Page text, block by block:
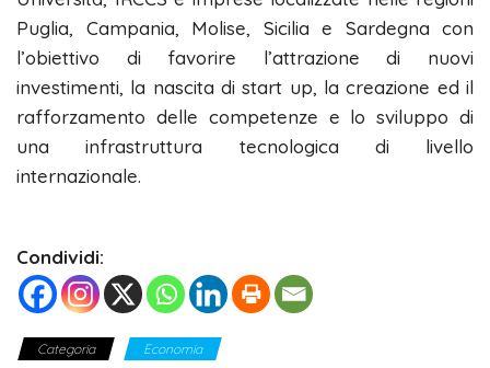
Puglia, Campania, Molise, Sicilia e Sardegna con
l’obiettivo di favorire l’attrazione di nuovi
investimenti, la nascita di start up, la creazione ed il
rafforzamento delle competenze e lo sviluppo di
una infrastruttura tecnologica di livello
internazionale.
Condividi:
Categoria Economia